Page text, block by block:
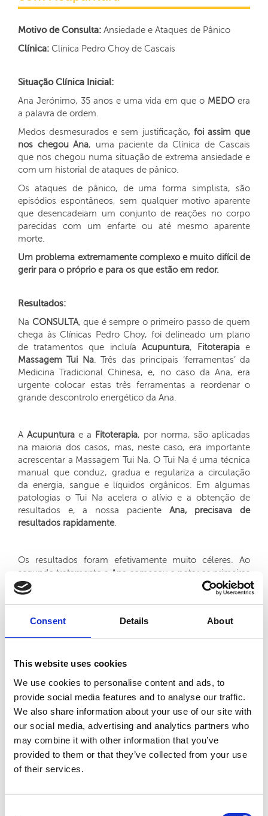
Consent Details About
This website uses cookies
We use cookies to personalise content and ads, to
provide social media features and to analyse our traffic.
We also share information about your use of our site with
our social media, advertising and analytics partners who
may combine it with other information that you’ve
provided to them or that they’ve collected from your use
of their services.
Motivo de Consulta: Ansiedade e Ataques de Pânico
Clínica: Clínica Pedro Choy de Cascais
Situação Clínica Inicial:
Ana Jerónimo, 35 anos e uma vida em que o MEDOera
a palavra de ordem.
Medos desmesurados e sem justificação, foi assim que
nos chegou Ana, uma paciente da Clínica de Cascais
que nos chegou numa situação de extrema ansiedade e
com um historial de ataques de pânico.
Os ataques de pânico, de uma forma simplista, são
episódios espontâneos, sem qualquer motivo aparente
que desencadeiam um conjunto de reações no corpo
parecidas com um enfarte ou até mesmo aparente
morte.
Um problema extremamente complexo e muito difícil de
gerir para o próprio e para os que estão em redor.
Resultados:
Na CONSULTA, que é sempre o primeiro passo de quem
chega às Clínicas Pedro Choy, foi delineado um plano
de tratamentos que incluía Acupuntura, Fitoterapiae
Massagem Tui Na. Três das principais ‘ferramentas’ da
Medicina Tradicional Chinesa, e, no caso da Ana, era
urgente colocar estas três ferramentas a reordenar o
grande descontrolo energético da Ana.
A Acupuntura e a Fitoterapia, por norma, são aplicadas
na maioria dos casos, mas, neste caso, era importante
acrescentar a Massagem Tui Na. O Tui Na é uma técnica
manual que conduz, gradua e regulariza a circulação
da energia, sangue e líquidos orgânicos. Em algumas
patologias o Tui Na acelera o alívio e a obtenção de
resultados e, a nossa paciente Ana, precisava de
resultados rapidamente.
Os resultados foram efetivamente muito céleres. Ao
segundo tratamento a Ana começou a notar as primeiras
melhorias,
‘’muito mais serena, quando a ansiedade
chega eu tenho muito mais capacidade para dar a volta
‘’determinada e feliz’’, as noites já não eram de insónia
fugiam ao controlo e acabavam em ataques de pânico,
atualmente são apenas problemas que surgem e que
têm de ser resolvidos. ‘
’sinto-me no controlo. Consigo
ver melhor o meu caminho e o que quero para mim.’’
Ouça aqui o testemunho na primeira pessoa!